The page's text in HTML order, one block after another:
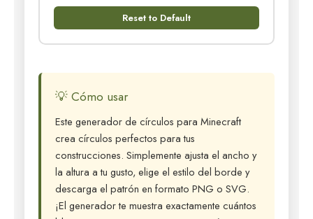
Reset to Default
💡 Cómo usar
Este generador de círculos para Minecraft
crea círculos perfectos para tus
construcciones. Simplemente ajusta el ancho y
la altura a tu gusto, elige el estilo del borde y
descarga el patrón en formato PNG o SVG.
¡El generador te muestra exactamente cuántos